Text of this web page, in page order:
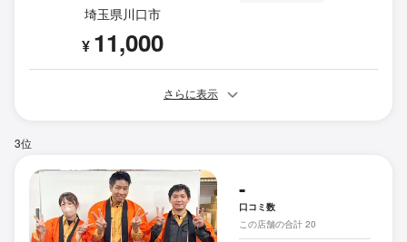
埼玉県川口市
¥ 11,000
さらに表示
3位
-
口コミ数
この店舗の合計 20